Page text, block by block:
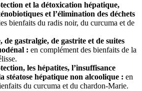
et la détoxication hépatique,
et l’élimination des déchets
bienfaits du radis noir, du curcuma et de
de gastralgie, de gastrite et de suites
: en complément des bienfaits de la
les hépatites, l’insuffisance
stéatose hépatique non alcoolique : en
du curcuma et du chardon-Marie.